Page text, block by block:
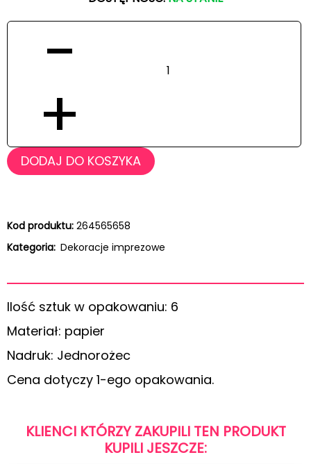
−
+
DODAJ DO KOSZYKA
Kod produktu: 264565658
Kategoria: Dekoracje imprezowe
Ilość sztuk w opakowaniu: 6
Materiał: papier
Nadruk: Jednorożec
Cena dotyczy 1-ego opakowania.
KLIENCI KTÓRZY ZAKUPILI TEN PRODUKT
KUPILI JESZCZE: